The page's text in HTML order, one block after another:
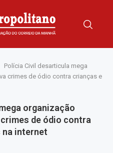
Polícia Civil desarticula mega
crimes de ódio contra crianças e
organização
de ódio contra
internet